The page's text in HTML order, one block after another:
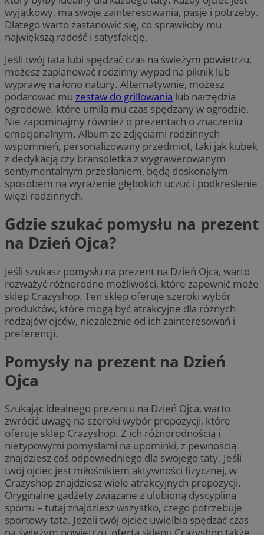
wyjątkowy, ma swoje zainteresowania, pasje i potrzeby.
Dlatego warto zastanowić się, co sprawiłoby mu
największą radość i satysfakcję.
Jeśli twój tata lubi spędzać czas na świeżym powietrzu,
możesz zaplanować rodzinny wypad na piknik lub
wyprawę na łono natury. Alternatywnie, możesz
podarować mu zestaw do grillowania lub narzędzia
ogrodowe, które umilą mu czas spędzany w ogrodzie.
Nie zapominajmy również o prezentach o znaczeniu
emocjonalnym. Album ze zdjęciami rodzinnych
wspomnień, personalizowany przedmiot, taki jak kubek
z dedykacją czy bransoletka z wygrawerowanym
sentymentalnym przesłaniem, będą doskonałym
sposobem na wyrażenie głębokich uczuć i podkreślenie
więzi rodzinnych.
Gdzie szukać pomysłu na prezent
na Dzień Ojca?
Jeśli szukasz pomysłu na prezent na Dzień Ojca, warto
rozważyć różnorodne możliwości, które zapewnić może
sklep Crazyshop. Ten sklep oferuje szeroki wybór
produktów, które mogą być atrakcyjne dla różnych
rodzajów ojców, niezależnie od ich zainteresowań i
preferencji.
Pomysły na prezent na Dzień
Ojca
Szukając idealnego prezentu na Dzień Ojca, warto
zwrócić uwagę na szeroki wybór propozycji, które
oferuje sklep Crazyshop. Z ich różnorodnością i
nietypowymi pomysłami na upominki, z pewnością
znajdziesz coś odpowiedniego dla swojego taty. Jeśli
twój ojciec jest miłośnikiem aktywności fizycznej, w
Crazyshop znajdziesz wiele atrakcyjnych propozycji.
Oryginalne gadżety związane z ulubioną dyscypliną
sportu – tutaj znajdziesz wszystko, czego potrzebuje
sportowy tata. Jeżeli twój ojciec uwielbia spędzać czas